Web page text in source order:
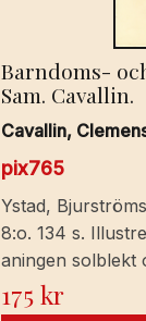
Barndoms-
Sam. Cavallin.
Cavallin,
pix765
Ystad,
8:o. 134 s.
aningen solblekt
175kr